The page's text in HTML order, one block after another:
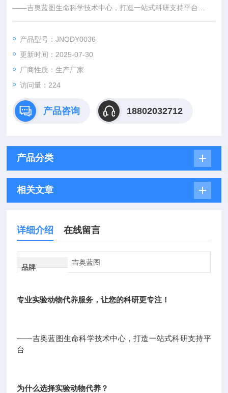
——吉奥蓝图生命科学技术中心，打造一站式科研支持平台
为什么选择实验动物代养？
是否担心实验动物的标准化饲养影响数据准确性？
或因特殊模型（如SPF级、基因编辑动物）的养护难题而困扰？
选择代养服务，让我们解决一切后顾之忧，助您专注核心研究！
产品型号：JNODY0036
更新时间：2025-07-30
厂商性质：生产厂家
访问量：224
产品咨询 18802032712
产品分类
相关文章
详细介绍 在线留言
品牌
吉奥蓝图
专业实验动物代养服务，让您的科研更专注！
——吉奥蓝图生命科学技术中心，打造一站式科研支持平
台
为什么选择实验动物代养？